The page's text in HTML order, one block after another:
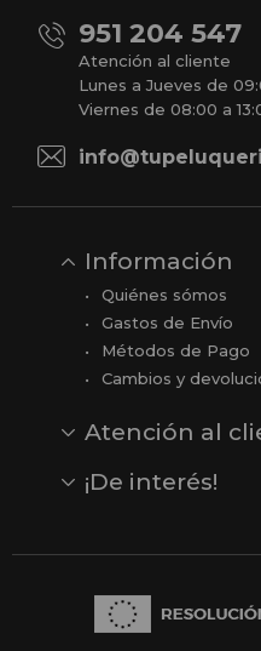
951 204 547
Atención al cliente
Lunes a Jueves de
Viernes de 08:00 a
Información
Quiénes sómos
Gastos de Envío
Métodos de Pago
Cambios y
Atención al
Opiniones
Reseñas en Google
¡De interés!